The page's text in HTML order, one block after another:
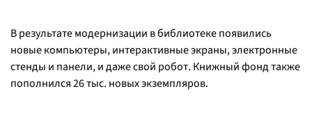
В результате модернизации в библиотеке появились
новые компьютеры, интерактивные экраны, электронные
стенды и панели, и даже свой робот. Книжный фонд также
пополнился 26 тыс. новых экземпляров.